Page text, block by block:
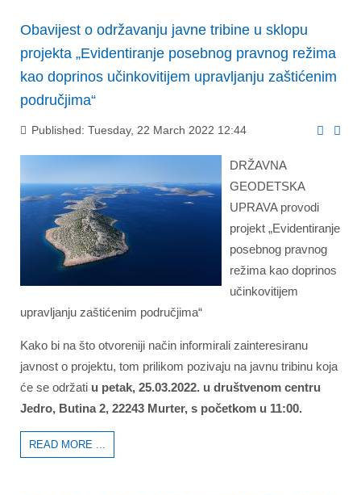
Obavijest o održavanju javne tribine u sklopu
projekta „Evidentiranje posebnog pravnog režima
kao doprinos učinkovitijem upravljanju zaštićenim
područjima“
Published: Tuesday, 22 March 2022 12:44
DRŽAVNA
GEODETSKA
UPRAVA provodi
projekt „Evidentiranje
posebnog pravnog
režima kao doprinos
učinkovitijem
upravljanju zaštićenim područjima“
Kako bi na što otvoreniji način informirali zainteresiranu
javnost o projektu, tom prilikom pozivaju na javnu tribinu koja
će se održati u petak, 25.03.2022. u društvenom centru
Jedro, Butina 2, 22243 Murter, s početkom u 11:00.
READ MORE ...